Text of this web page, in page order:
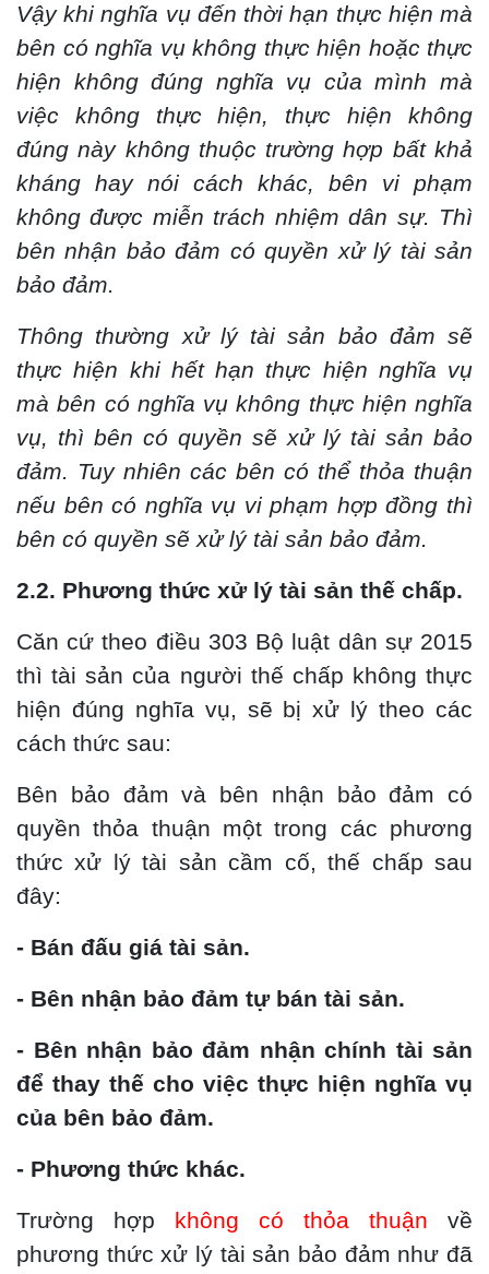
Vậy khi nghĩa vụ đến thời hạn thực hiện mà
bên có nghĩa vụ không thực hiện hoặc thực
hiện không đúng nghĩa vụ của mình mà
việc không thực hiện, thực hiện không
đúng này không thuộc trường hợp bất khả
kháng hay nói cách khác, bên vi phạm
không được miễn trách nhiệm dân sự. Thì
bên nhận bảo đảm có quyền xử lý tài sản
bảo đảm.
Thông thường xử lý tài sản bảo đảm sẽ
thực hiện khi hết hạn thực hiện nghĩa vụ
mà bên có nghĩa vụ không thực hiện nghĩa
vụ, thì bên có quyền sẽ xử lý tài sản bảo
đảm. Tuy nhiên các bên có thể thỏa thuận
nếu bên có nghĩa vụ vi phạm hợp đồng thì
bên có quyền sẽ xử lý tài sản bảo đảm.
2.2. Phương thức xử lý tài sản thế chấp.
Căn cứ theo điều 303 Bộ luật dân sự 2015
thì tài sản của người thế chấp không thực
hiện đúng nghĩa vụ, sẽ bị xử lý theo các
cách thức sau:
Bên bảo đảm và bên nhận bảo đảm có
quyền thỏa thuận một trong các phương
thức xử lý tài sản cầm cố, thế chấp sau
đây:
- Bán đấu giá tài sản.
- Bên nhận bảo đảm tự bán tài sản.
- Bên nhận bảo đảm nhận chính tài sản
để thay thế cho việc thực hiện nghĩa vụ
của bên bảo đảm.
- Phương thức khác.
Trường hợp không có thỏa thuận về
phương thức xử lý tài sản bảo đảm như đã